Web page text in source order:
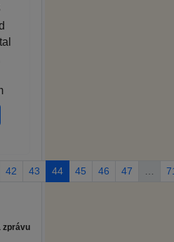
42 43 44 45 46 47
zprávu